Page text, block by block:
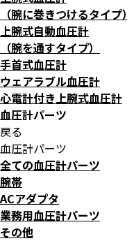
（腕に巻きつけるタイプ）
上腕式自動血圧計
（腕を通すタイプ）
手首式血圧計
ウェアラブル血圧計
心電計付き上腕式血圧計
血圧計パーツ
戻る
血圧計パーツ
全ての血圧計パーツ
腕帯
ACアダプタ
業務用血圧計パーツ
その他